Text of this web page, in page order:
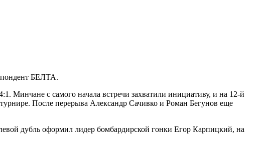
БЕЛТА.
Минчане с самого начала встречи захватили инициативу, и на 12-й
После перерыва Александр Сачивко и Роман Бегунов еще
дубль оформил лидер бомбардирской гонки Егор Карпицкий, на